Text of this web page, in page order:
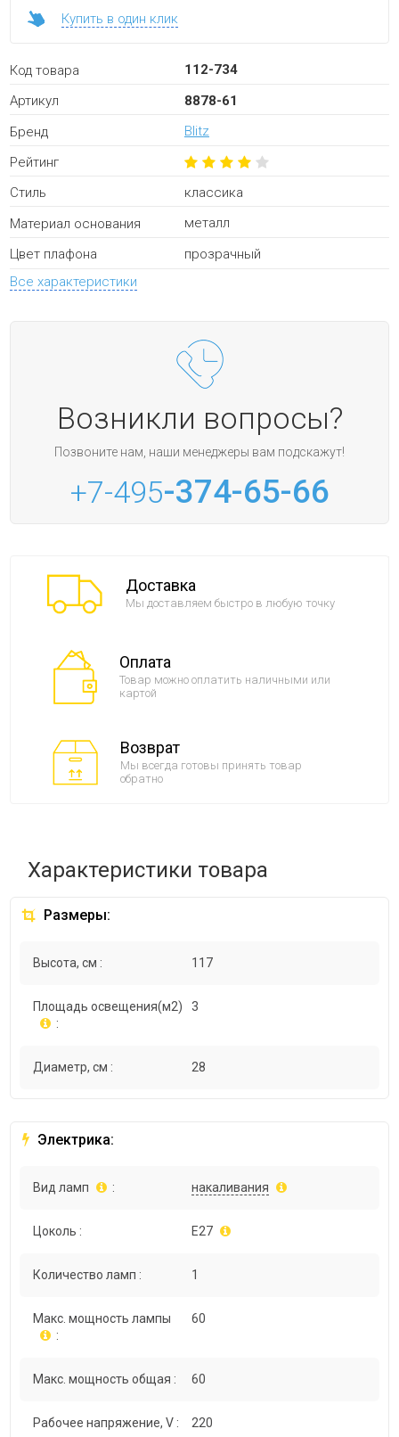
Купить в один клик
Код товара
112-734
Артикул
8878-61
Бренд
Blitz
Рейтинг
Стиль
классика
Материал основания
металл
Цвет плафона
прозрачный
Все характеристики
Возникли вопросы?
Позвоните нам, наши менеджеры вам подскажут!
+7-495-374-65-66
Доставка
Мы доставляем быстро в любую точку
Оплата
Товар можно оплатить наличными или
картой
Возврат
Мы всегда готовы принять товар
обратно
Характеристики товара
Размеры:
Высота, см : 117
Площадь освещения(м2)
:
3
Диаметр, см : 28
Электрика:
Вид ламп : накаливания
Цоколь : E27
Количество ламп : 1
Макс. мощность лампы
:
60
Макс. мощность общая : 60
Рабочее напряжение, V : 220